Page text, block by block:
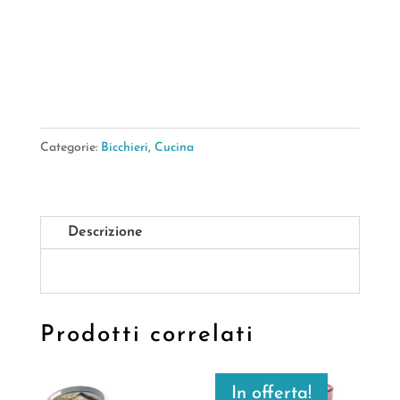
Categorie: Bicchieri, Cucina
Descrizione
Prodotti correlati
In offerta!